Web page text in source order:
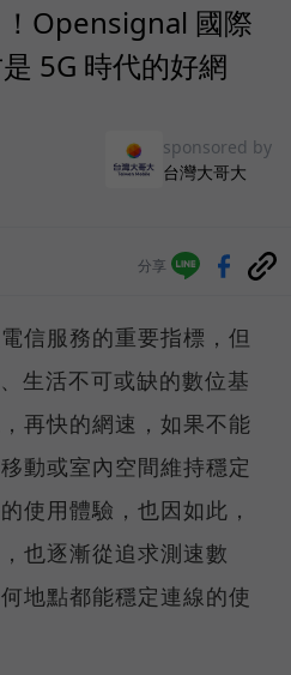
Opensignal 國際
5G 時代的好網
sponsored by
台灣大哥大
分享
信服務的重要指標，但
生活不可或缺的數位基
再快的網速，如果不能
動或室內空間維持穩定
使用體驗，也因如此，
也逐漸從追求測速數
地點都能穩定連線的使